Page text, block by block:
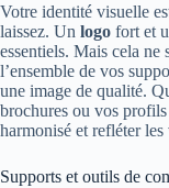
Votre identité visuelle
laissez. Un logo fort et
essentiels. Mais cela ne
l’ensemble de vos
une image de qualité.
brochures ou vos
harmonisé et refléter
Supports et outils de